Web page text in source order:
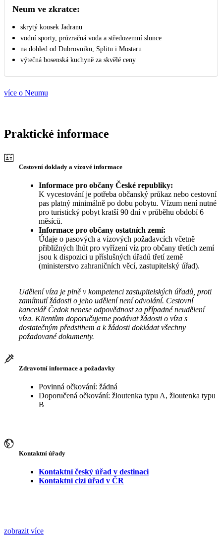
Neum ve zkratce:
skrytý kousek Jadranu
vodní sporty, průzračná voda a středozemní slunce
na dohled od Dubrovniku, Splitu i Mostaru
výtečná bosenská kuchyně za skvělé ceny
více o Neumu
Praktické informace
Cestovní doklady a vízové informace
Informace pro občany České republiky:
K vycestování je potřeba občanský průkaz nebo cestovní
pas platný minimálně po dobu pobytu. Vízum není nutné
pro turistický pobyt kratší 90 dní v průběhu období 6
měsíců.
Informace pro občany ostatních zemí:
Údaje o pasových a vízových požadavcích včetně
přibližných lhůt pro vyřízení víz pro občany třetích zemí
jsou k dispozici u příslušných úřadů třetí země
(ministerstvo zahraničních věcí, zastupitelský úřad).
Udělení víza je plně v kompetenci zastupitelských úřadů, proti
zamítnutí žádosti o jeho udělení není odvolání. Cestovní
kancelář Čedok nenese odpovědnost za případné neudělení
víza. Klientům doporučujeme podávat žádosti o víza s
dostatečným předstihem a k žádosti dokládat všechny
požadované dokumenty.
Zdravotní informace a požadavky
Povinná očkování: žádná
Doporučená očkování: žloutenka typu A, žloutenka typu
B
Kontaktní úřady
Kontaktní český úřad v destinaci
Kontaktní cizí úřad v ČR
zobrazit více